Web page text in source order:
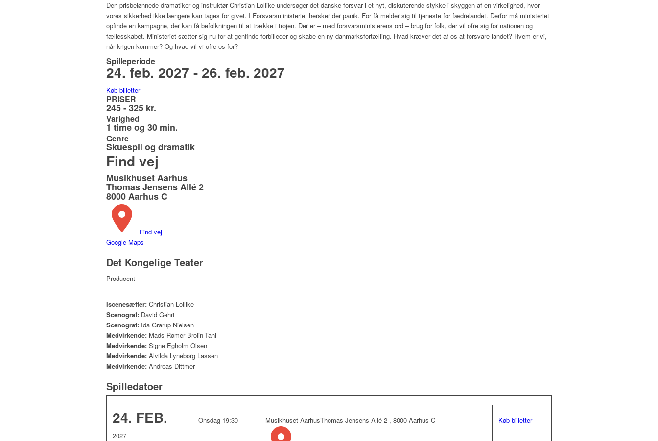
Den prisbelønnede dramatiker og instruktør Christian Lollike undersøger det danske forsvar i et nyt, diskuterende stykke i skyggen af en virkelighed, hvor
vores sikkerhed ikke længere kan tages for givet. I Forsvarsministeriet hersker der panik. For få melder sig til tjeneste for fædrelandet. Derfor må ministeriet
opfinde en kampagne, der kan få befolkningen til at trække i trøjen. Der er – med forsvarsministerens ord – brug for folk, der vil ofre sig for nationen og
fællesskabet. Ministeriet sætter sig nu for at genfinde forbilleder og skabe en ny danmarksfortælling. Hvad kræver det af os at forsvare landet? Hvem er vi,
når krigen kommer? Og hvad vil vi ofre os for?
Spilleperiode
24. feb. 2027 - 26. feb. 2027
Køb billetter
PRISER
245 - 325 kr.
Varighed
1 time og 30 min.
Genre
Skuespil og dramatik
Find vej
Musikhuset Aarhus
Thomas Jensens Allé 2
8000 Aarhus C
Find vej
Google Maps
Det Kongelige Teater
Producent
Iscenesætter: Christian Lollike
Scenograf: David Gehrt
Scenograf: Ida Grarup Nielsen
Medvirkende: Mads Rømer Brolin-Tani
Medvirkende: Signe Egholm Olsen
Medvirkende: Alvilda Lyneborg Lassen
Medvirkende: Andreas Dittmer
Spilledatoer
24. FEB.
2027
Onsdag 19:30 Musikhuset AarhusThomas Jensens Allé 2 , 8000 Aarhus C Køb billetter